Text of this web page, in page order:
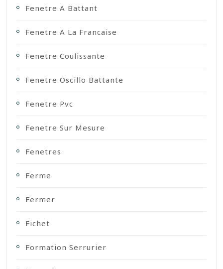
Fenetre A Battant
Fenetre A La Francaise
Fenetre Coulissante
Fenetre Oscillo Battante
Fenetre Pvc
Fenetre Sur Mesure
Fenetres
Ferme
Fermer
Fichet
Formation Serrurier